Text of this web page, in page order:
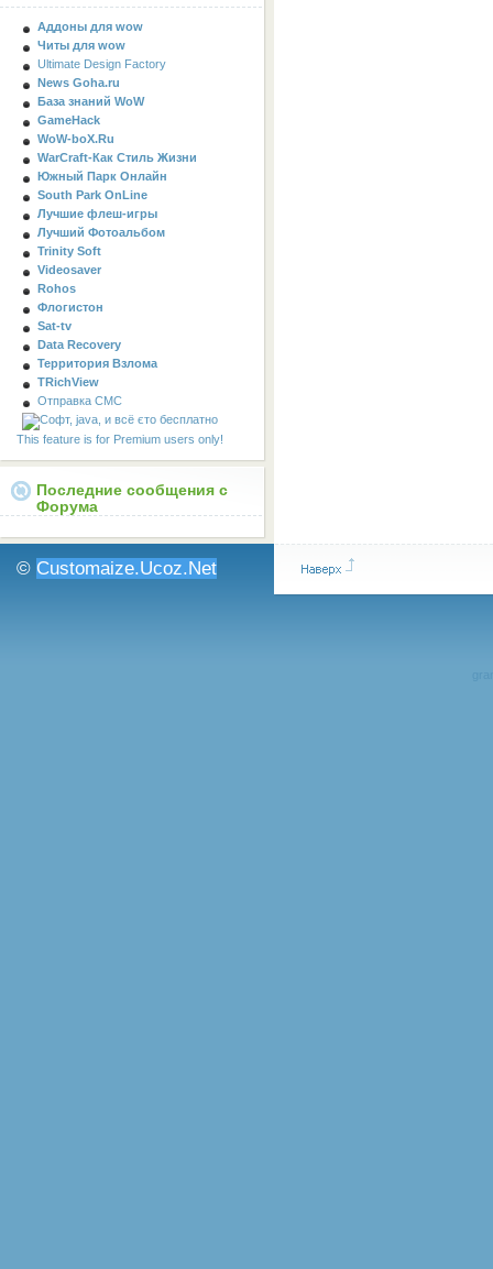
Аддоны для wow
Читы для wow
Ultimate Design Factory
News Goha.ru
База знаний WoW
GameHack
WoW-boX.Ru
WarCraft-Как Стиль Жизни
Южный Парк Онлайн
South Park OnLine
Лучшие флеш-игры
Лучший Фотоальбом
Trinity Soft
Videosaver
Rohos
Флогистон
Sat-tv
Data Recovery
Территория Взлома
TRichView
Отправка СМС
This feature is for Premium users only!
Последние сообщения с
Форума
© Customaize.Ucoz.Net